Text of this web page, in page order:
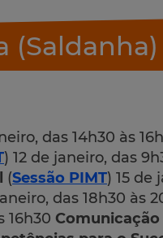
(Saldanha)
das 14h30 às
) 12 de janeiro, das
(Sessão PIMT) 15 de
das 18h30 às
16h30